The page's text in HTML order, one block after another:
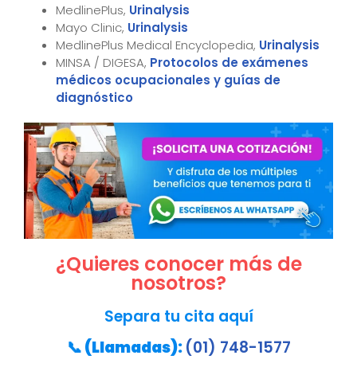
MedlinePlus, Urinalysis
Mayo Clinic, Urinalysis
MedlinePlus Medical Encyclopedia, Urinalysis
MINSA / DIGESA, Protocolos de exámenes
médicos ocupacionales y guías de
diagnóstico
¿Quieres conocer más de
nosotros?
Separa tu cita aquí
📞(Llamadas):(01) 748-1577